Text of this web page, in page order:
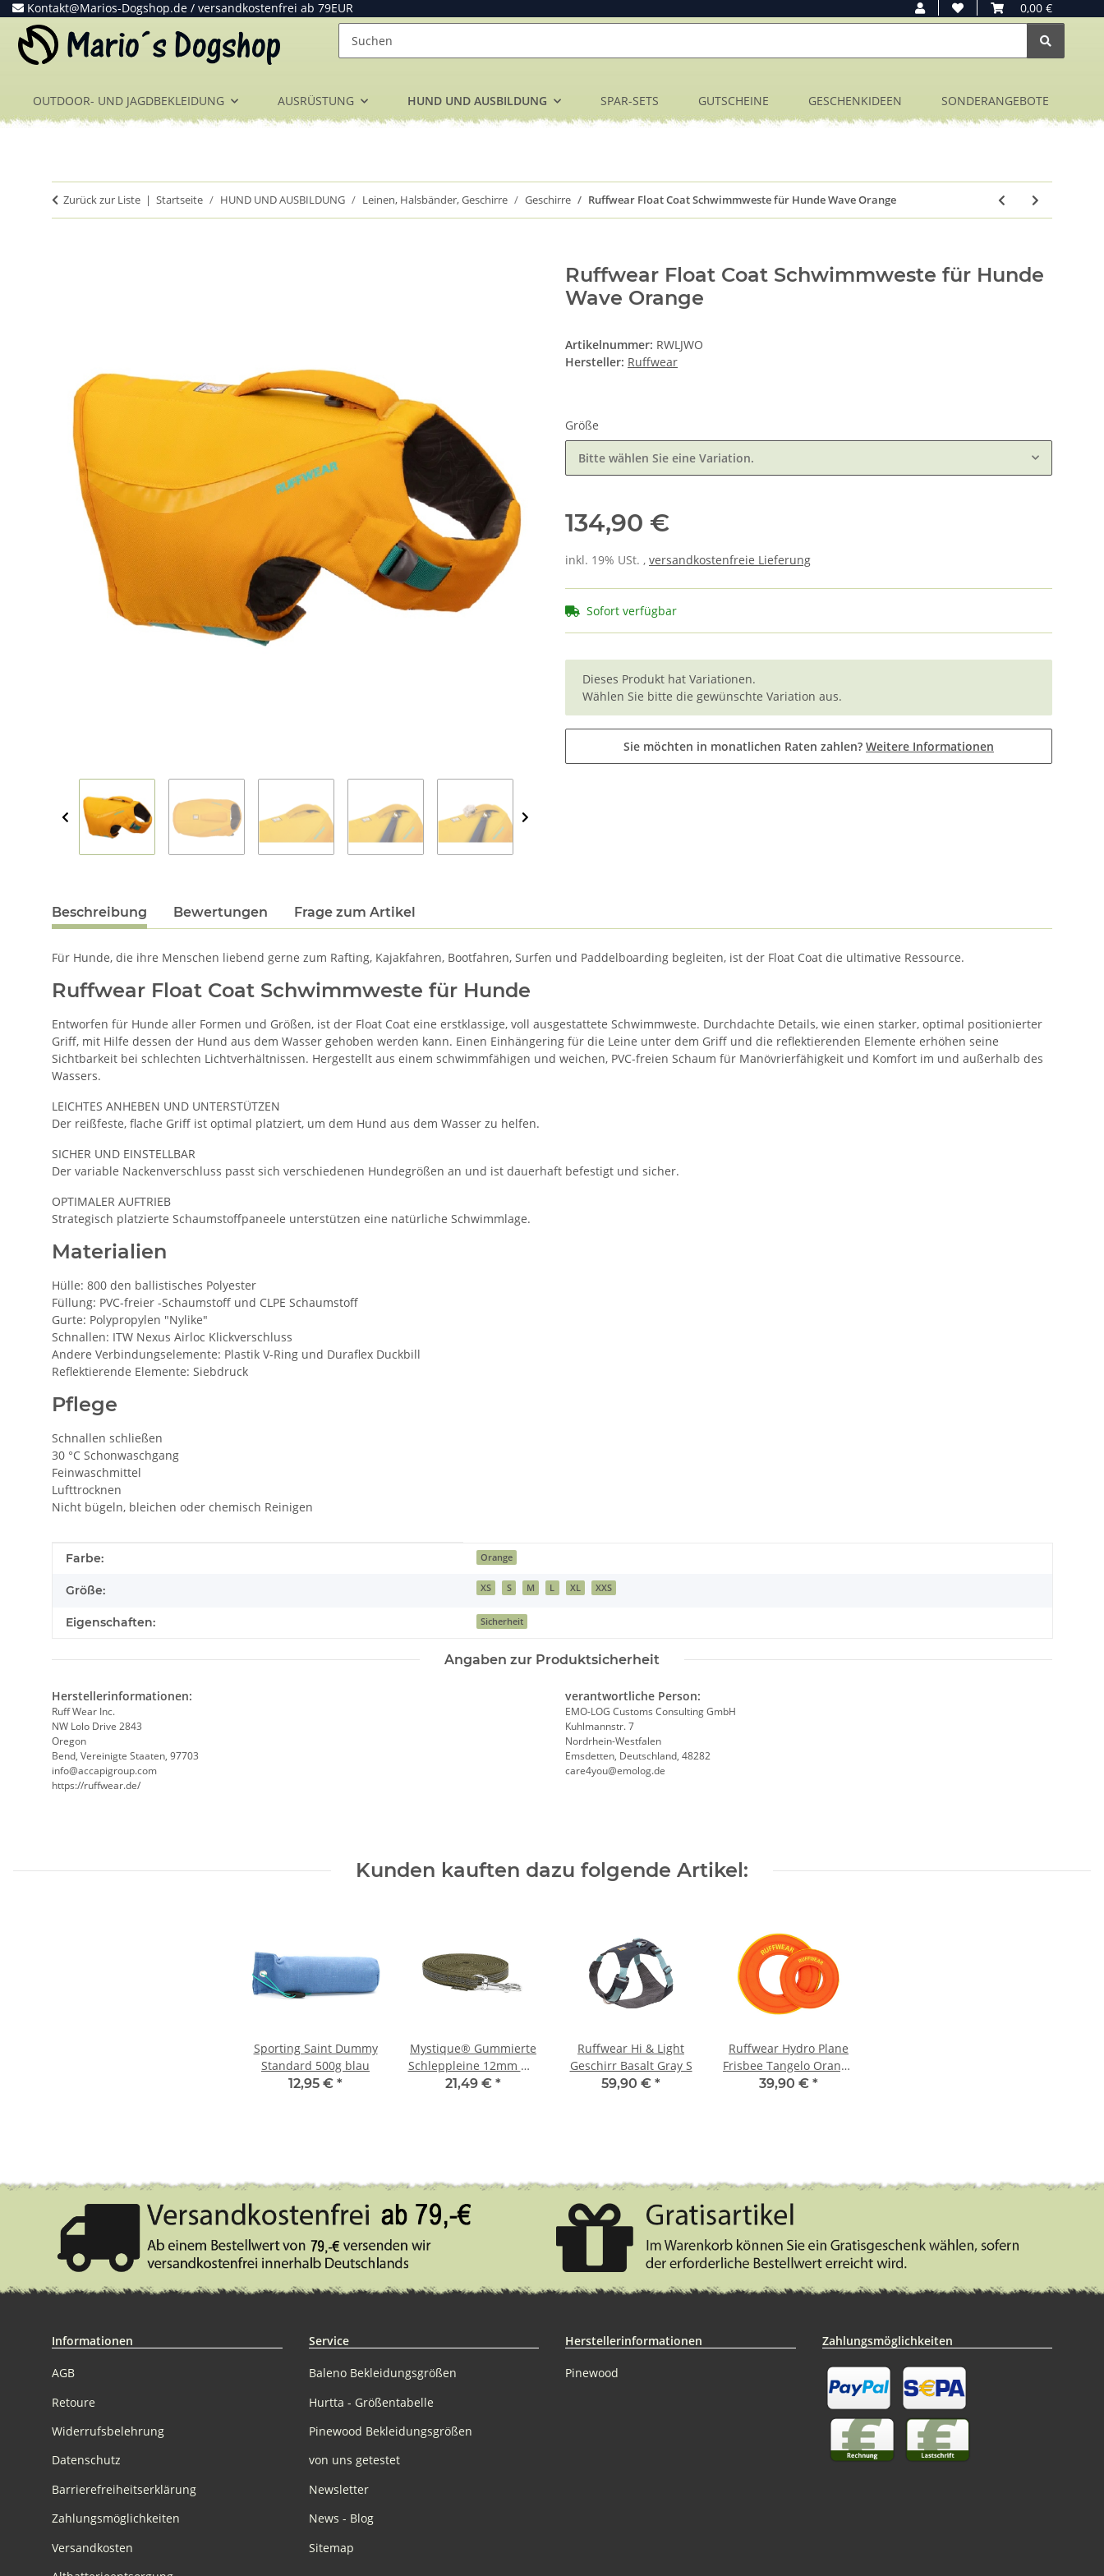
Kontakt@Marios-Dogshop.de / versandkostenfrei ab 79EUR 0,00 €
OUTDOOR- UND JAGDBEKLEIDUNG AUSRÜSTUNG HUND UND AUSBILDUNG SPAR-SETS GUTSCHEINE GESCHENKIDEEN SONDERANGEBOTE
Zurück zur Liste Startseite HUND UND AUSBILDUNG Leinen, Halsbänder, Geschirre Geschirre Ruffwear Float Coat Schwimmweste für Hunde Wave Orange
Ruffwear Float Coat Schwimmweste für Hunde
Wave Orange
Artikelnummer: RWLJWO
Hersteller: Ruffwear
Größe
Bitte wählen Sie eine Variation.
134,90 €
inkl. 19% USt. , versandkostenfreie Lieferung
Sofort verfügbar
x
Dieses Produkt hat Variationen.
Wählen Sie bitte die gewünschte Variation aus.
Sie möchten in monatlichen Raten zahlen? Weitere Informationen
Beschreibung Bewertungen Frage zum Artikel
Für Hunde, die ihre Menschen liebend gerne zum Rafting, Kajakfahren, Bootfahren, Surfen und Paddelboarding begleiten, ist der Float Coat die ultimative Ressource.
Ruffwear Float Coat Schwimmweste für Hunde
Entworfen für Hunde aller Formen und Größen, ist der Float Coat eine erstklassige, voll ausgestattete Schwimmweste. Durchdachte Details, wie einen starker, optimal positionierter
Griff, mit Hilfe dessen der Hund aus dem Wasser gehoben werden kann. Einen Einhängering für die Leine unter dem Griff und die reflektierenden Elemente erhöhen seine
Sichtbarkeit bei schlechten Lichtverhältnissen. Hergestellt aus einem schwimmfähigen und weichen, PVC-freien Schaum für Manövrierfähigkeit und Komfort im und außerhalb des
Wassers.
LEICHTES ANHEBEN UND UNTERSTÜTZEN
Der reißfeste, flache Griff ist optimal platziert, um dem Hund aus dem Wasser zu helfen.
SICHER UND EINSTELLBAR
Der variable Nackenverschluss passt sich verschiedenen Hundegrößen an und ist dauerhaft befestigt und sicher.
OPTIMALER AUFTRIEB
Strategisch platzierte Schaumstoffpaneele unterstützen eine natürliche Schwimmlage.
Materialien
Hülle: 800 den ballistisches Polyester
Füllung: PVC-freier -Schaumstoff und CLPE Schaumstoff
Gurte: Polypropylen "Nylike"
Schnallen: ITW Nexus Airloc Klickverschluss
Andere Verbindungselemente: Plastik V-Ring und Duraflex Duckbill
Reflektierende Elemente: Siebdruck
Pflege
Schnallen schließen
30 °C Schonwaschgang
Feinwaschmittel
Lufttrocknen
Nicht bügeln, bleichen oder chemisch Reinigen
Produkteigenschaft
Wert
Farbe: Orange
Größe: XS S M L XL XXS
Eigenschaften: Sicherheit
Angaben zur Produktsicherheit
Herstellerinformationen:
Ruff Wear Inc.
NW Lolo Drive 2843
Oregon
Bend, Vereinigte Staaten, 97703
info@accapigroup.com
https://ruffwear.de/
verantwortliche Person:
EMO-LOG Customs Consulting GmbH
Kuhlmannstr. 7
Nordrhein-Westfalen
Emsdetten, Deutschland, 48282
care4you@emolog.de
Kunden kauften dazu folgende Artikel:
Sporting Saint Dummy
Standard 500g blau
12,95 € *
Mystique® Gummierte
Schleppleine 12mm mit
Handschlaufe Standard
21,49 € *
Ruffwear Hi & Light
Geschirr Basalt Gray S
59,90 € *
Ruffwear Hydro Plane
Frisbee Tangelo Orange
M 23cm
39,90 € *
Informationen
AGB
Retoure
Widerrufsbelehrung
Datenschutz
Barrierefreiheitserklärung
Zahlungsmöglichkeiten
Versandkosten
Service
Baleno Bekleidungsgrößen
Hurtta - Größentabelle
Pinewood Bekleidungsgrößen
von uns getestet
Newsletter
News - Blog
Sitemap
Herstellerinformationen
Pinewood
Zahlungsmöglichkeiten